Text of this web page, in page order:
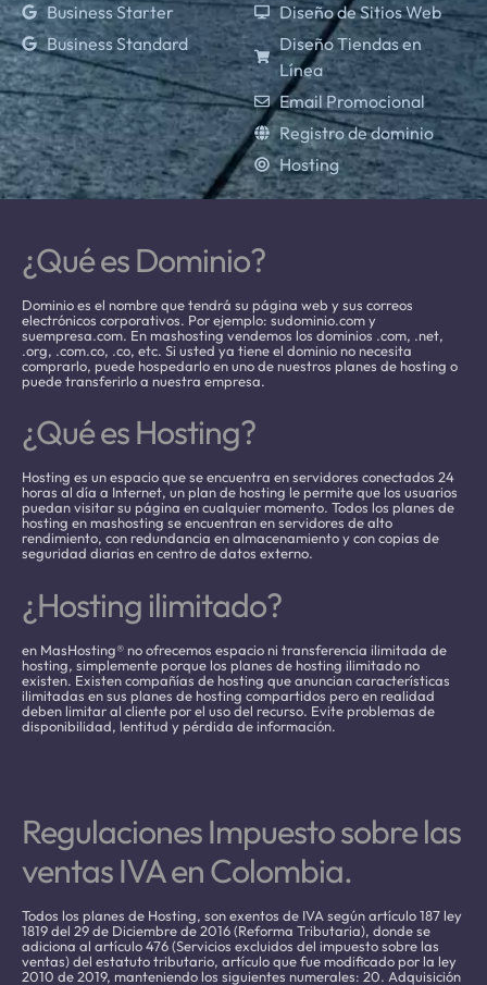
Business Starter
Business Standard
Diseño de Sitios Web
Diseño Tiendas en
Línea
Email Promocional
Registro de dominio
Hosting
¿Qué es Dominio?
Dominio es el nombre que tendrá su página web y sus correos
electrónicos corporativos. Por ejemplo: sudominio.com y
suempresa.com. En mashosting vendemos los dominios .com, .net,
.org, .com.co, .co, etc. Si usted ya tiene el dominio no necesita
comprarlo, puede hospedarlo en uno de nuestros planes de hosting o
puede transferirlo a nuestra empresa.
¿Qué es Hosting?
Hosting es un espacio que se encuentra en servidores conectados 24
horas al día a Internet, un plan de hosting le permite que los usuarios
puedan visitar su página en cualquier momento. Todos los planes de
hosting en mashosting se encuentran en servidores de alto
rendimiento, con redundancia en almacenamiento y con copias de
seguridad diarias en centro de datos externo.
¿Hosting ilimitado?
en MasHosting® no ofrecemos espacio ni transferencia ilimitada de
hosting, simplemente porque los planes de hosting ilimitado no
existen. Existen compañías de hosting que anuncian características
ilimitadas en sus planes de hosting compartidos pero en realidad
deben limitar al cliente por el uso del recurso. Evite problemas de
disponibilidad, lentitud y pérdida de información.
Regulaciones Impuesto sobre las
ventas IVA en Colombia.
Todos los planes de Hosting, son exentos de IVA según artículo 187 ley
1819 del 29 de Diciembre de 2016 (Reforma Tributaria), donde se
adiciona al artículo 476 (Servicios excluidos del impuesto sobre las
ventas) del estatuto tributario, artículo que fue modificado por la ley
2010 de 2019, manteniendo los siguientes numerales: 20. Adquisición